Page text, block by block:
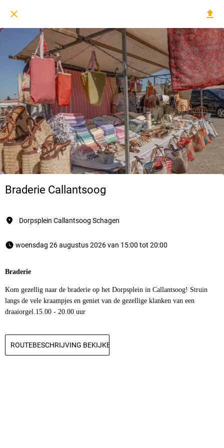
Braderie Callantsoog
Dorpsplein Callantsoog Schagen
woensdag 26 augustus 2026 van 15:00 tot 20:00
Braderie
Kom gezellig naar de braderie op het Dorpsplein in Callantsoog! Struin
langs de vele kraampjes en geniet van de gezellige klanken van een
draaiorgel.15.00 - 20.00 uur
ROUTEBESCHRIJVING BEKIJKEN